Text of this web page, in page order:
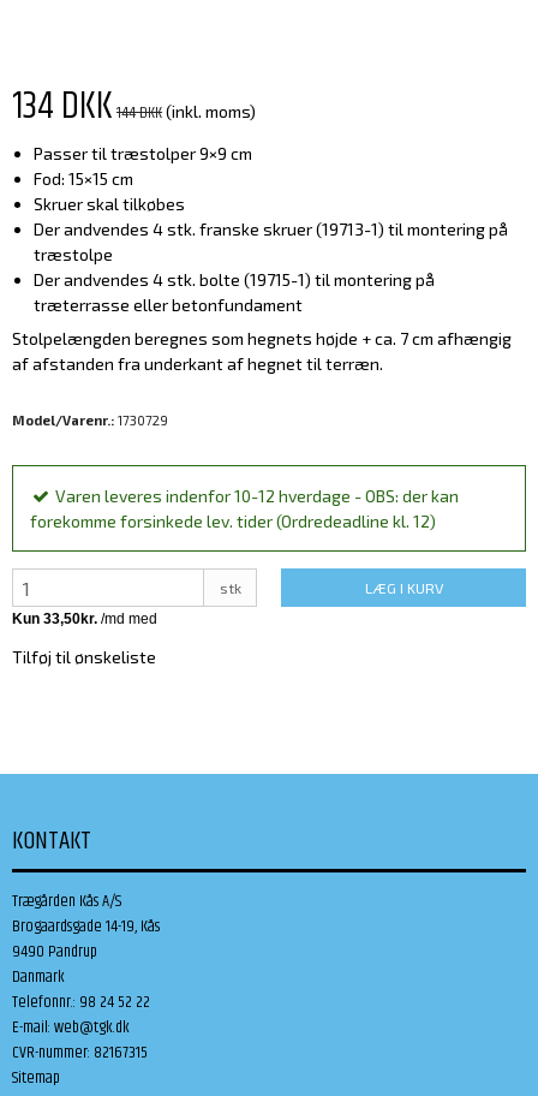
134 DKK144 DKK(inkl. moms)
Passer til træstolper 9×9 cm
Fod: 15×15 cm
Skruer skal tilkøbes
Der andvendes 4 stk. franske skruer (19713-1) til montering på
træstolpe
Der andvendes 4 stk. bolte (19715-1) til montering på
træterrasse eller betonfundament
Stolpelængden beregnes som hegnets højde + ca. 7 cm afhængig
af afstanden fra underkant af hegnet til terræn.
Model/Varenr.: 1730729
Varen leveres indenfor 10-12 hverdage - OBS: der kan
forekomme forsinkede lev. tider (Ordredeadline kl. 12)
stk LÆG I KURV
Tilføj til ønskeliste
KONTAKT
Trægården Kås A/S
Brogaardsgade 14-19, Kås
9490 Pandrup
Danmark
Telefonnr.: 98 24 52 22
E-mail:web@tgk.dk
CVR-nummer: 82167315
Sitemap